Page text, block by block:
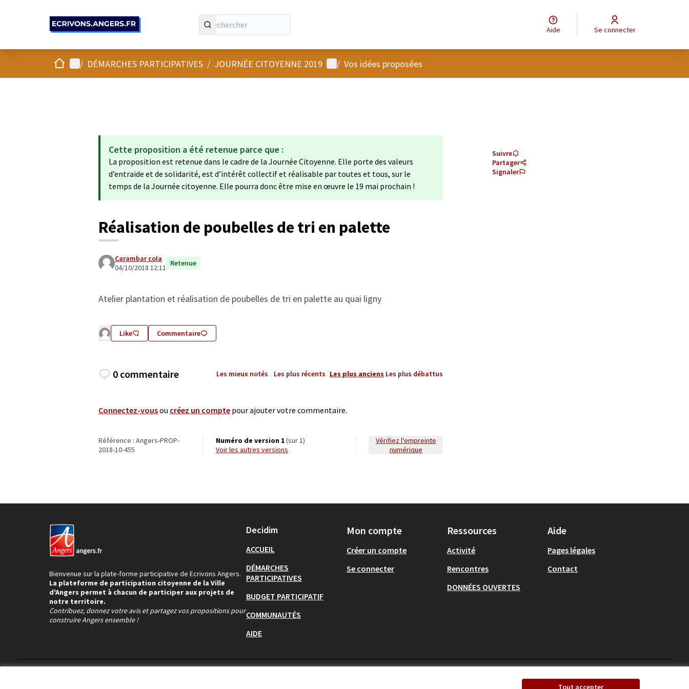
Tout accepter
Aide Se connecter
AccueilMenu principal
/ DÉMARCHES PARTICIPATIVES / JOURNÉE CITOYENNE 2019 Menu utilisateur
/ Vos idées proposées
Cette proposition a été retenue parce que :
La proposition est retenue dans le cadre de la Journée Citoyenne. Elle porte des valeurs
d’entraide et de solidarité, est d’intérêt collectif et réalisable par toutes et tous, sur le
temps de la Journée citoyenne. Elle pourra donc être mise en œuvre le 19 mai prochain !
Réalisation de poubelles de tri en palette
Carambar cola
04/10/2018 12:11 Retenue
Atelier plantation et réalisation de poubelles de tri en palette au quai ligny
Like Commentaire
Suivre
Partager
Signaler
0 commentaire Les mieux notés Les plus récents Les plus anciens Les plus débattus
Connectez-vousou créez un compte pour ajouter votre commentaire.
Référence : Angers-PROP-
2018-10-455
Numéro de version 1(sur 1)
voir les autres versions
Vérifiez l'empreinte
numérique
Bienvenue sur la plate-forme participative de Ecrivons Angers.
La plateforme de participation citoyenne de la Ville
d'Angers permet à chacun de participer aux projets de
notre territoire.
Contribuez, donnez votre avis et partagez vos propositions pour
construire Angers ensemble !
Decidim
ACCUEIL
DÉMARCHES
PARTICIPATIVES
BUDGET PARTICIPATIF
COMMUNAUTÉS
AIDE
Mon compte
Créer un compte
Se connecter
Ressources
Activité
Rencontres
DONNÉES OUVERTES
Aide
Pages légales
Contact